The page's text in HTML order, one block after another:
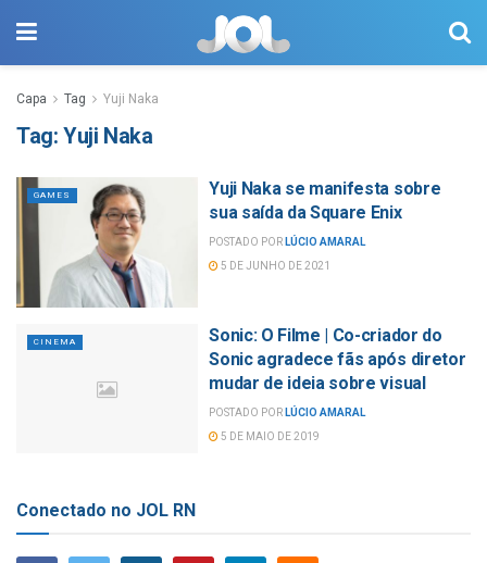
Capa Tag Yuji Naka
Tag: Yuji Naka
GAMES
Yuji Naka se manifesta sobre
sua saída da Square Enix
POSTADO POR LÚCIO AMARAL
5 DE JUNHO DE 2021
CINEMA
Sonic: O Filme | Co-criador do
Sonic agradece fãs após diretor
mudar de ideia sobre visual
POSTADO POR LÚCIO AMARAL
5 DE MAIO DE 2019
Conectado no JOL RN